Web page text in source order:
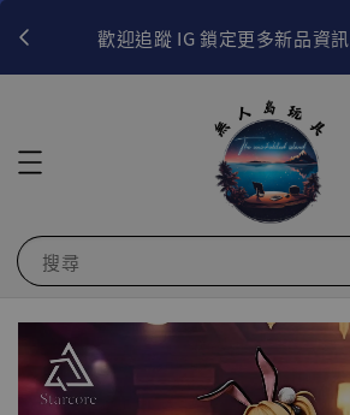
歡迎追蹤 IG 鎖定更多新品資訊
搜尋